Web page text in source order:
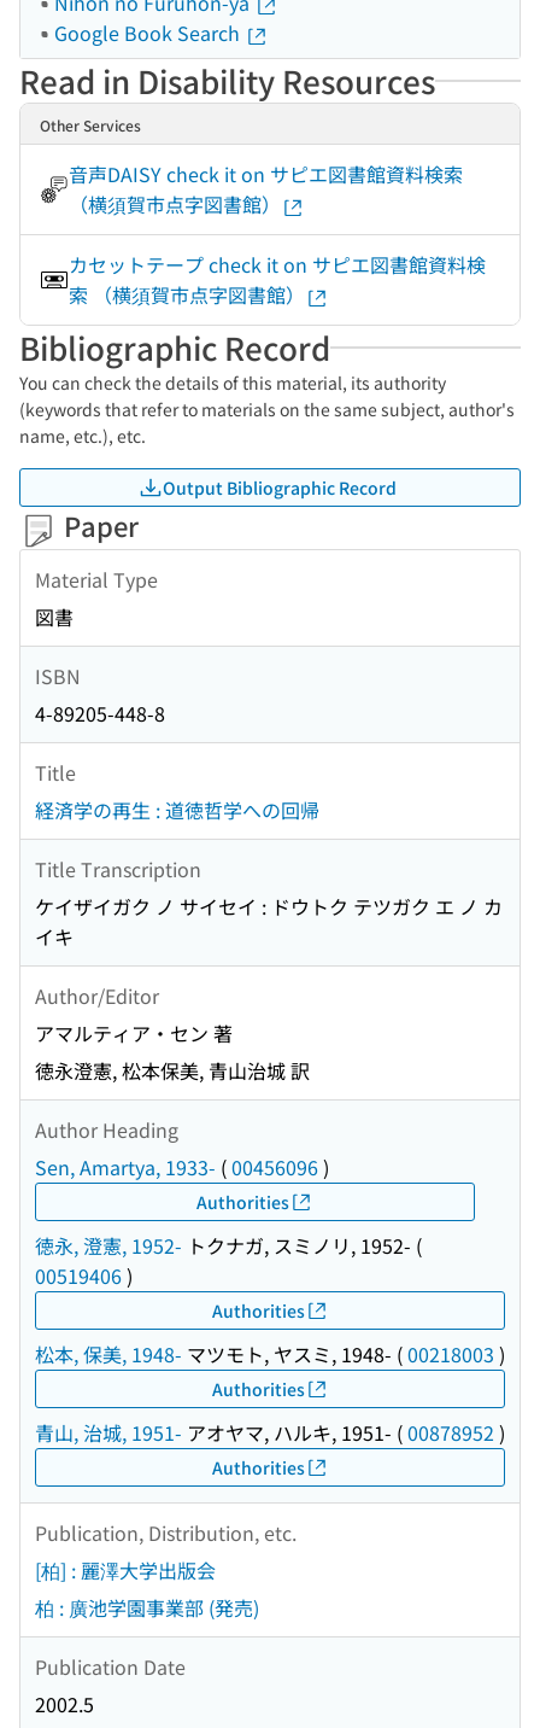
Google Book Search
Read in Disability Resources
Other Services
音声DAISY check it on サピエ図書館資料検索
（横須賀市点字図書館）
カセットテープ check it on サピエ図書館資料検
索 （横須賀市点字図書館）
Bibliographic Record
You can check the details of this material, its authority
(keywords that refer to materials on the same subject, author's
name, etc.), etc.
Output Bibliographic Record
Paper
Material Type
図書
ISBN
4-89205-448-8
Title
経済学の再生 : 道徳哲学への回帰
Title Transcription
ケイザイガク ノ サイセイ : ドウトク テツガク エ ノ カ
イキ
Author/Editor
アマルティア・セン 著
徳永澄憲, 松本保美, 青山治城 訳
Author Heading
Sen, Amartya, 1933- (00456096)
Authorities
徳永, 澄憲, 1952- トクナガ, スミノリ, 1952- (
00519406)
Authorities
松本, 保美, 1948- マツモト, ヤスミ, 1948- (00218003 )
Authorities
青山, 治城, 1951- アオヤマ, ハルキ, 1951- (00878952 )
Authorities
Publication, Distribution, etc.
[柏] : 麗澤大学出版会
柏 : 廣池学園事業部 (発売)
Publication Date
2002.5